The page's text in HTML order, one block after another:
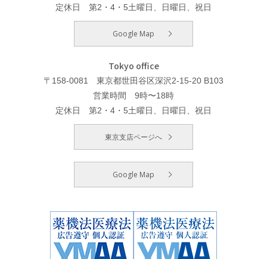
定休日 第2・4・5土曜日、日曜日、祝日
Google Map
Tokyo office
〒158-0081 東京都世田谷区深沢2-15-20 B103
営業時間 9時〜18時
定休日 第2・4・5土曜日、日曜日、祝日
東京支店ページへ
Google Map